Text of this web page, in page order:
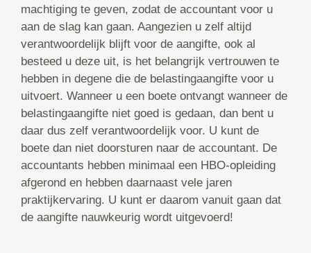
machtiging te geven, zodat de accountant voor u
aan de slag kan gaan. Aangezien u zelf altijd
verantwoordelijk blijft voor de aangifte, ook al
besteed u deze uit, is het belangrijk vertrouwen te
hebben in degene die de belastingaangifte voor u
uitvoert. Wanneer u een boete ontvangt wanneer de
belastingaangifte niet goed is gedaan, dan bent u
daar dus zelf verantwoordelijk voor. U kunt de
boete dan niet doorsturen naar de accountant. De
accountants hebben minimaal een HBO-opleiding
afgerond en hebben daarnaast vele jaren
praktijkervaring. U kunt er daarom vanuit gaan dat
de aangifte nauwkeurig wordt uitgevoerd!